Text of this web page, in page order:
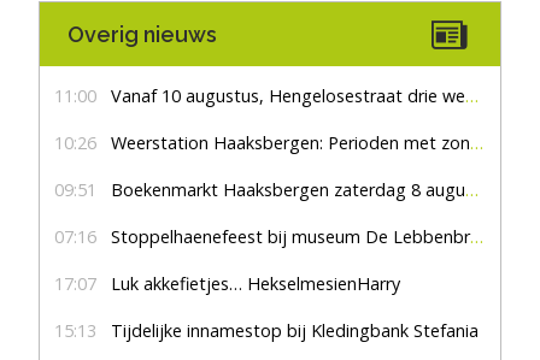
Overig nieuws
11:00 Vanaf 10 augustus, Hengelosestraat drie weken dicht voor doorgaand verkeer
10:26 Weerstation Haaksbergen: Perioden met zon en droog
09:51 Boekenmarkt Haaksbergen zaterdag 8 augustus, marktplein Haaksbergen
07:16 Stoppelhaenefeest bij museum De Lebbenbrugge
17:07 Luk akkefietjes… HekselmesienHarry
15:13 Tijdelijke innamestop bij Kledingbank Stefania